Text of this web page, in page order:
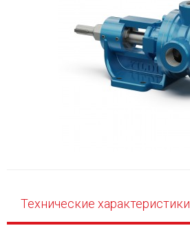
Технические характеристики